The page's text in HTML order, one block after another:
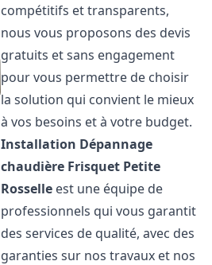
compétitifs et transparents,
nous vous proposons des devis
gratuits et sans engagement
pour vous permettre de choisir
la solution qui convient le mieux
à vos besoins et à votre budget.
Installation Dépannage
chaudière Frisquet Petite
Rosselle est une équipe de
professionnels qui vous garantit
des services de qualité, avec des
garanties sur nos travaux et nos